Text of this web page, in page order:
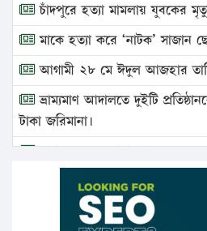
চাঁদপুরে হত্যা মামলায় যুবকের
মাকে হত্যা করে ‘নাটক’ সাজান
আগামী ২৮ মে ঈদুল আজহার
ভ্রাম্যমাণ আদালতে দুইটি
টাকা জরিমানা।
এবার লঞ্চের ভাড়া বাড়ল
১৭ থেকে ২১ শতাংশ বিদ্যুতের দাম
১৬ মে চাঁদপুর ও ২৫ মে ফেনী সফরে